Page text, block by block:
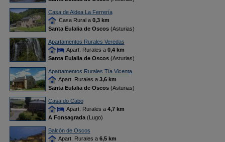
Casa de Aldea La Ferrería
Casa Rural a 0,3 km
Santa Eulalia de Oscos(Asturias)
Apartamentos Rurales Veredas
Apart. Rurales a 0,4 km
Santa Eulalia de Oscos(Asturias)
Apartamentos Rurales Tía Vicenta
Apart. Rurales a 3,6 km
Santa Eulalia de Oscos(Asturias)
Casa do Cabo
Apart. Rurales a 4,7 km
A Fonsagrada(Lugo)
Balcón de Oscos
Apart. Rurales a 6,5 km